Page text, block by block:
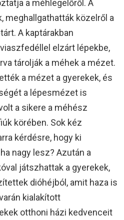
a méhlegelőről. A
meghallgathatták közelről a
A kaptárakban
elzárt lépekbe,
tárolják a méhek a mézet.
a mézet a gyerekek, és
a lépesmézet is
a sikere a méhész
körében. Sok kéz
kérdésre, hogy ki
nagy lesz? Azután a
játszhattak a gyerekek,
dióhéjból, amit haza is
kialakított
otthoni házi kedvenceit